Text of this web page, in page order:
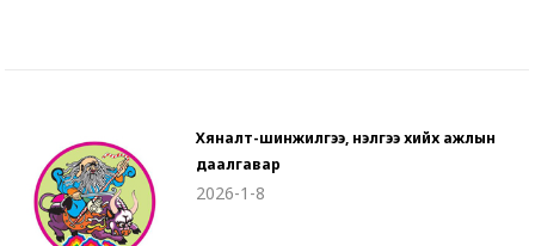
Хяналт-шинжилгээ, үнэлгээ хийх ажлын
даалгавар
2026-1-8